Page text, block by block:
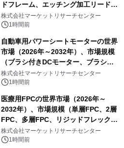
ドフレーム、エッチング加工リードフ
レーム）・分析レポートを発表
株式会社マーケットリサーチセンター
1時間前
自動車用パワーシートモーターの世界
市場（2026年～2032年）、市場規模
（ブラシ付きDCモーター、ブラシレ
スDCモーター）・分析レポートを発
表
株式会社マーケットリサーチセンター
1時間前
医療用FPCの世界市場（2026年～
2032年）、市場規模（単層FPC、2層
FPC、多層FPC、リジッドフレックス
PCB）・分析レポートを発表
株式会社マーケットリサーチセンター
1時間前